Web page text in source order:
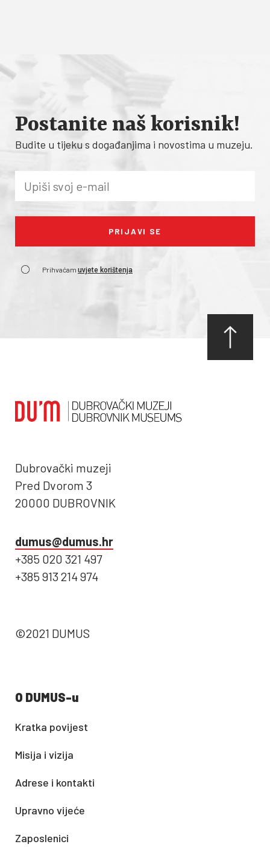
Postanite naš korisnik!
Budite u tijeku s događanjima i novostima u muzeju.
Prihvaćam uvjete korištenja
Dubrovački muzeji
Pred Dvorom 3
20000 DUBROVNIK
dumus@dumus.hr
+385 020 321 497
+385 913 214 974
©2021 DUMUS
O DUMUS-u
Kratka povijest
Misija i vizija
Adrese i kontakti
Upravno vijeće
Zaposlenici